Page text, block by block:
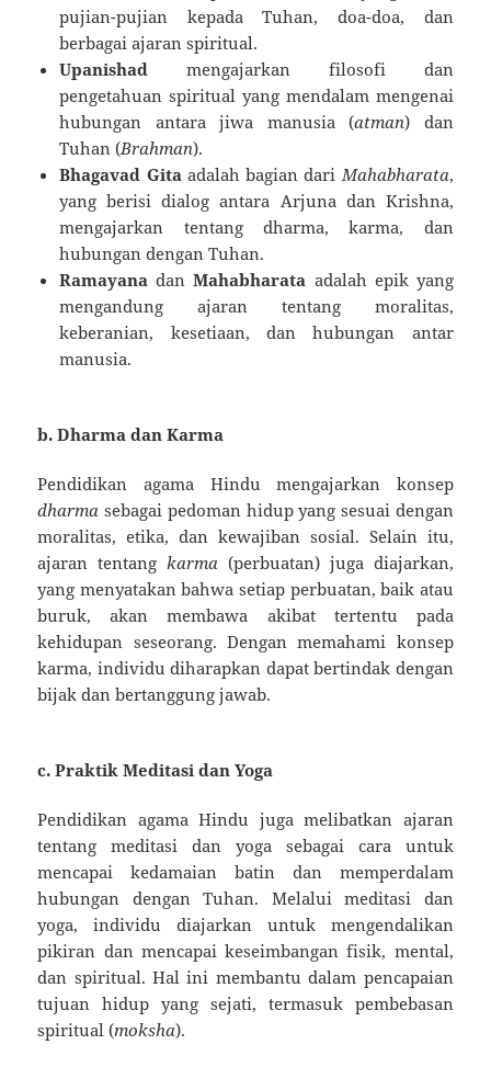
pujian-pujian kepada Tuhan, doa-doa, dan
berbagai ajaran spiritual.
Upanishad mengajarkan filosofi dan
pengetahuan spiritual yang mendalam mengenai
hubungan antara jiwa manusia (atman) dan
Tuhan (Brahman).
Bhagavad Gitaadalah bagian dariMahabharata,
yang berisi dialog antara Arjuna dan Krishna,
mengajarkan tentang dharma, karma, dan
hubungan dengan Tuhan.
Ramayana danMahabharata adalah epik yang
mengandung ajaran tentang moralitas,
keberanian, kesetiaan, dan hubungan antar
manusia.
b.Dharma dan Karma
Pendidikan agama Hindu mengajarkan konsep
dharma sebagai pedoman hidup yang sesuai dengan
moralitas, etika, dan kewajiban sosial. Selain itu,
ajaran tentangkarma (perbuatan) juga diajarkan,
yang menyatakan bahwa setiap perbuatan, baik atau
buruk, akan membawa akibat tertentu pada
kehidupan seseorang. Dengan memahami konsep
karma, individu diharapkan dapat bertindak dengan
bijak dan bertanggung jawab.
c.Praktik Meditasi dan Yoga
Pendidikan agama Hindu juga melibatkan ajaran
tentang meditasi dan yoga sebagai cara untuk
mencapai kedamaian batin dan memperdalam
hubungan dengan Tuhan. Melalui meditasi dan
yoga, individu diajarkan untuk mengendalikan
pikiran dan mencapai keseimbangan fisik, mental,
dan spiritual. Hal ini membantu dalam pencapaian
tujuan hidup yang sejati, termasuk pembebasan
spiritual (moksha).